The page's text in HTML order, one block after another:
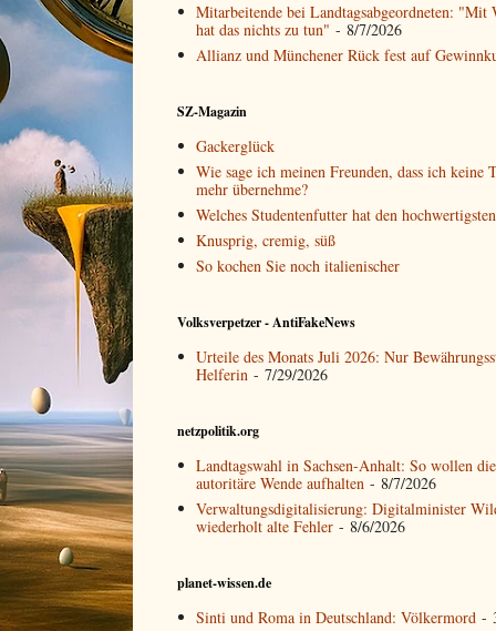
Mitarbeitende bei Landtagsabgeordneten: "Mit
hat das nichts zu tun" - 8/7/2026
Allianz und Münchener Rück fest auf
SZ-Magazin
Gackerglück
Wie sage ich meinen Freunden, dass ich keine
mehr übernehme?
Welches Studentenfutter hat den
Knusprig, cremig, süß
So kochen Sie noch italienischer
Volksverpetzer - AntiFakeNews
Urteile des Monats Juli 2026: Nur
Helferin - 7/29/2026
netzpolitik.org
Landtagswahl in Sachsen-Anhalt: So wollen
autoritäre Wende aufhalten - 8/7/2026
Verwaltungsdigitalisierung: Digitalminister
wiederholt alte Fehler - 8/6/2026
planet-wissen.de
Sinti und Roma in Deutschland: Völkermord -